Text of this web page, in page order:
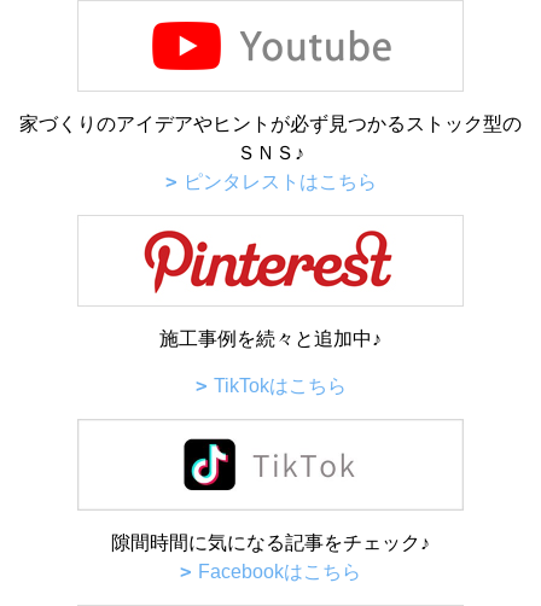
家づくりのアイデアやヒントが必ず見つかるストック型の
ＳＮＳ♪
ピンタレストはこちら
施工事例を続々と追加中♪
TikTokはこちら
隙間時間に気になる記事をチェック♪
Facebookはこちら